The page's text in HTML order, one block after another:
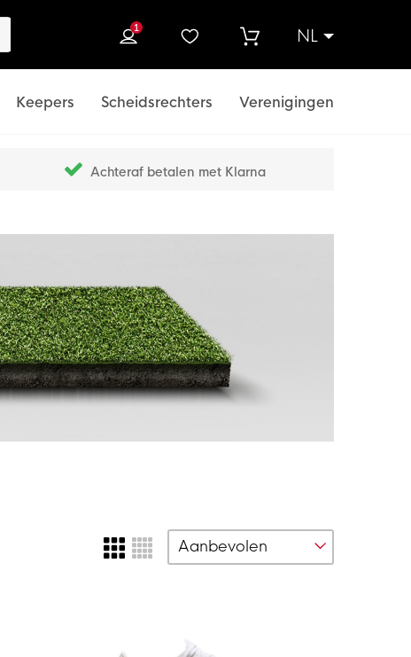
NL
1
Keepers Scheidsrechters Verenigingen
Achteraf betalen met Klarna